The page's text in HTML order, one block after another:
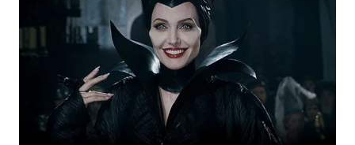
DEPOK
WN
TAPANULI
UTARA